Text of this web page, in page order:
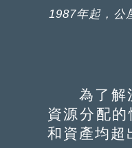
1987年起，公
為了解決
資源分配
和資產均超